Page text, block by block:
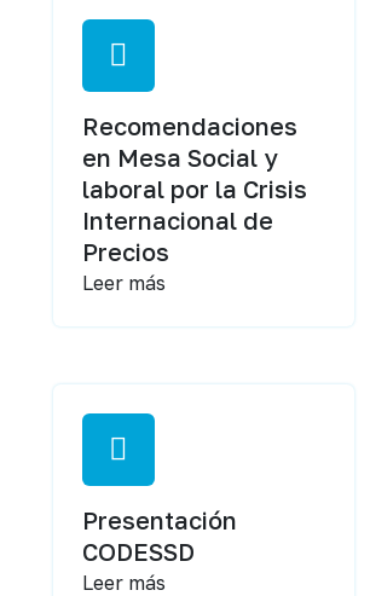
Recomendaciones
en Mesa Social y
laboral por la Crisis
Internacional de
Precios
Leer más
Presentación
CODESSD
Leer más